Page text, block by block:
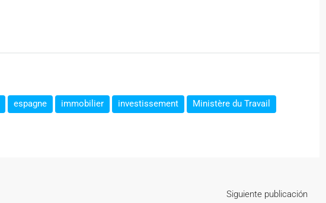
espagne immobilier investissement
Ministère du Travail
Siguiente publicación